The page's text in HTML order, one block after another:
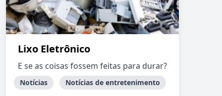
Lixo Eletrônico
E se as coisas fossem feitas para durar?
Notícias Notícias de entretenimento